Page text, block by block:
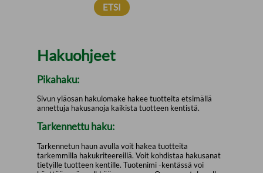
Hakuohjeet
Pikahaku:
Sivun yläosan hakulomake hakee tuotteita etsimällä
annettuja hakusanoja kaikista tuotteen kentistä.
Tarkennettu haku:
Tarkennetun haun avulla voit hakea tuotteita
tarkemmilla hakukriteereillä. Voit kohdistaa hakusanat
tietyille tuotteen kentille. Tuotenimi -kentässä voi